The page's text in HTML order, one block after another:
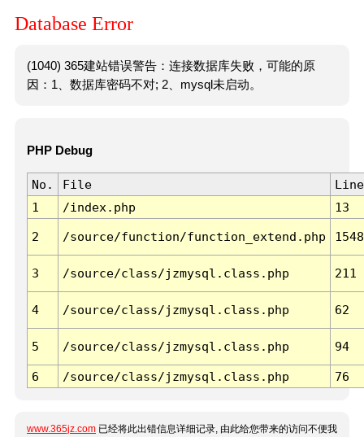
Database Error
(1040) 365建站错误警告：连接数据库失败，可能的原
因：1、数据库密码不对; 2、mysql未启动。
PHP Debug
No. File
Line
1
/index.php 13
2 /source/function/function_extend.php 1548
3 /source/class/jzmysql.class.php 211
4 /source/class/jzmysql.class.php 62
5 /source/class/jzmysql.class.php 94
6 /source/class/jzmysql.class.php 76
www.365jz.com 已经将此出错信息详细记录, 由此给您带来的访问不便我